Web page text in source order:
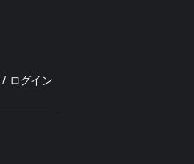
/ ログイン